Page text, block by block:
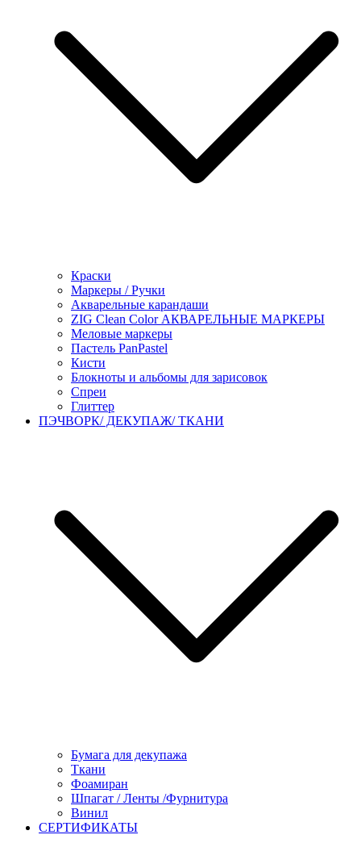
Краски
Маркеры / Ручки
Акварельные карандаши
ZIG Clean Color АКВАРЕЛЬНЫЕ МАРКЕРЫ
Меловые маркеры
Пастель PanPastel
Кисти
Блокноты и альбомы для зарисовок
Спреи
Глиттер
ПЭЧВОРК/ ДЕКУПАЖ/ ТКАНИ
Бумага для декупажа
Ткани
Фоамиран
Шпагат / Ленты /Фурнитура
Винил
СЕРТИФИКАТЫ